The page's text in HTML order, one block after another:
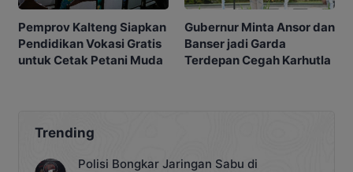
Pemprov Kalteng Siapkan
Pendidikan Vokasi Gratis
untuk Cetak Petani Muda
Gubernur Minta Ansor dan
Banser jadi Garda
Terdepan Cegah Karhutla
Trending
Polisi Bongkar Jaringan Sabu di